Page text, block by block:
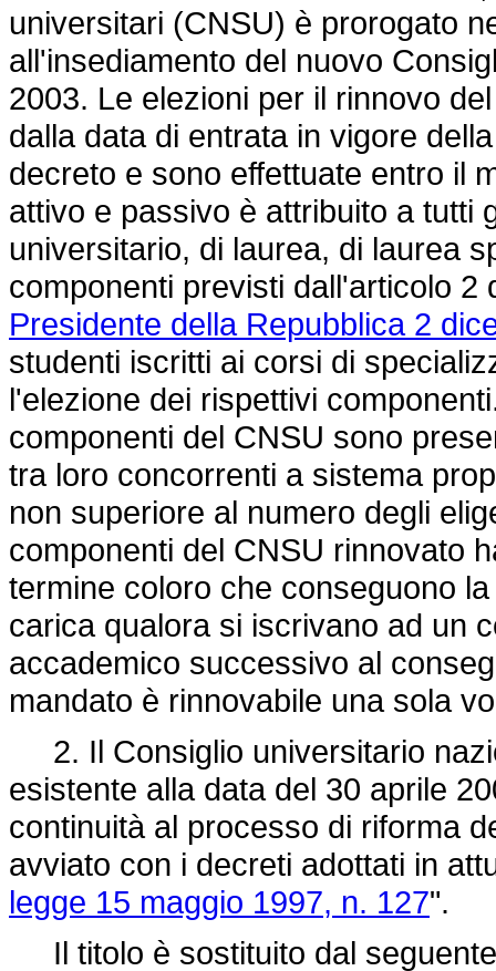
universitari (CNSU) è prorogato
all'insediamento del nuovo
2003. Le elezioni per il rinnovo
dalla data di entrata in vigore
decreto e sono effettuate entro il
attivo e passivo è attribuito a tutti
universitario, di laurea, di laurea
componenti previsti dall'articolo
Presidente della Repubblica 2
studenti iscritti ai corsi di
l'elezione dei rispettivi
componenti del CNSU sono
tra loro concorrenti a sistema
non superiore al numero degli
componenti del CNSU rinnovato
termine coloro che conseguono
carica qualora si iscrivano ad un
accademico successivo al
mandato è rinnovabile una sola
2. Il Consiglio universitario
esistente alla data del 30 aprile
continuità al processo di riforma
avviato con i decreti adottati in
legge 15 maggio 1997, n. 127".
Il titolo è sostituito dal